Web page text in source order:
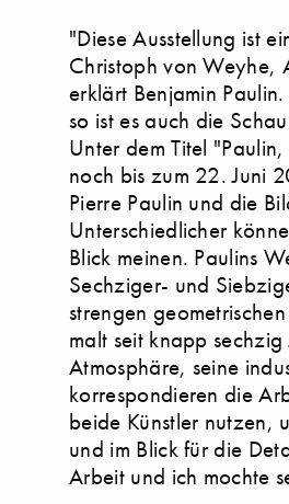
"Diese Ausstellung ist
Christoph von Weyhe,
erklärt Benjamin
so ist es auch die
Unter dem Titel
noch bis zum 22. Juni
Pierre Paulin und die
Unterschiedlicher
Blick meinen. Paulins
Sechziger- und
strengen
malt seit knapp
Atmosphäre, seine
korrespondieren die
beide Künstler nutzen,
und im Blick für die
Arbeit und ich mochte